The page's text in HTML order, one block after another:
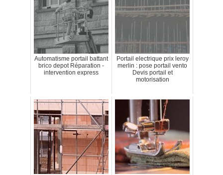
Automatisme portail battant
brico depot Réparation -
intervention express
Portail electrique prix leroy
merlin : pose portail vento
Devis portail et
motorisation